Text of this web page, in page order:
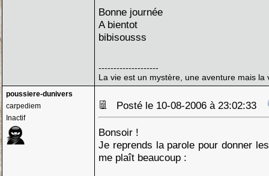
Bonne journée
A bientot
bibisousss
--------------------
La vie est un mystère, une aventure mais la
poussiere-dunivers
carpediem
Inactif
Posté le 10-08-2006 à 23:02:33
Bonsoir !
Je reprends la parole pour donner
me plaît beaucoup :